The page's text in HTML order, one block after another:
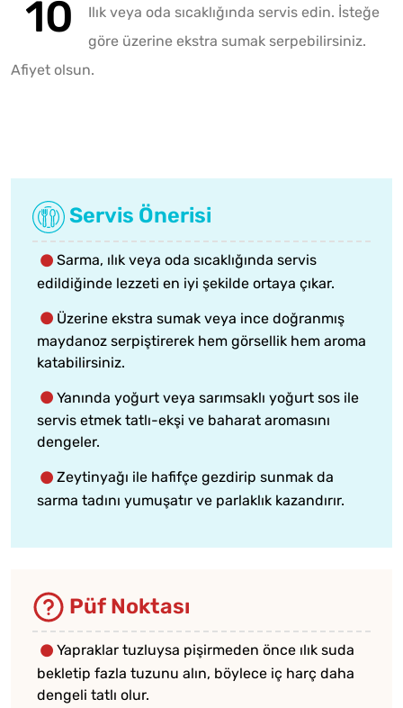
Ilık veya oda sıcaklığında servis edin. İsteğe
göre üzerine ekstra sumak serpebilirsiniz.
Afiyet olsun.
Servis Önerisi
Sarma, ılık veya oda sıcaklığında servis
edildiğinde lezzeti en iyi şekilde ortaya çıkar.
Üzerine ekstra sumak veya ince doğranmış
maydanoz serpiştirerek hem görsellik hem aroma
katabilirsiniz.
Yanında yoğurt veya sarımsaklı yoğurt sos ile
servis etmek tatlı-ekşi ve baharat aromasını
dengeler.
Zeytinyağı ile hafifçe gezdirip sunmak da
sarma tadını yumuşatır ve parlaklık kazandırır.
Püf Noktası
Yapraklar tuzluysa pişirmeden önce ılık suda
bekletip fazla tuzunu alın, böylece iç harç daha
dengeli tatlı olur.